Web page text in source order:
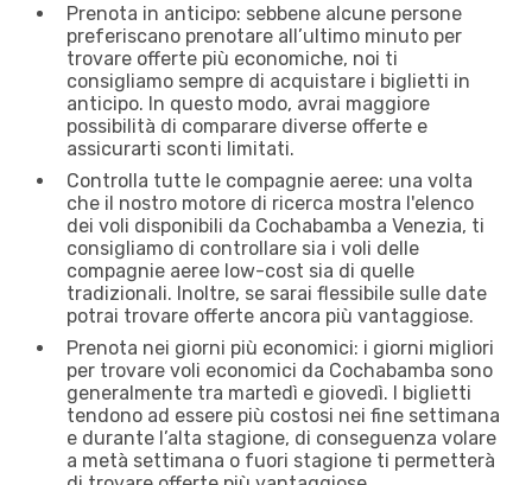
Prenota in anticipo: sebbene alcune persone
preferiscano prenotare all’ultimo minuto per
trovare offerte più economiche, noi ti
consigliamo sempre di acquistare i biglietti in
anticipo. In questo modo, avrai maggiore
possibilità di comparare diverse offerte e
assicurarti sconti limitati.
Controlla tutte le compagnie aeree: una volta
che il nostro motore di ricerca mostra l'elenco
dei voli disponibili da Cochabamba a Venezia, ti
consigliamo di controllare sia i voli delle
compagnie aeree low-cost sia di quelle
tradizionali. Inoltre, se sarai flessibile sulle date
potrai trovare offerte ancora più vantaggiose.
Prenota nei giorni più economici: i giorni migliori
per trovare voli economici da Cochabamba sono
generalmente tra martedì e giovedì. I biglietti
tendono ad essere più costosi nei fine settimana
e durante l’alta stagione, di conseguenza volare
a metà settimana o fuori stagione ti permetterà